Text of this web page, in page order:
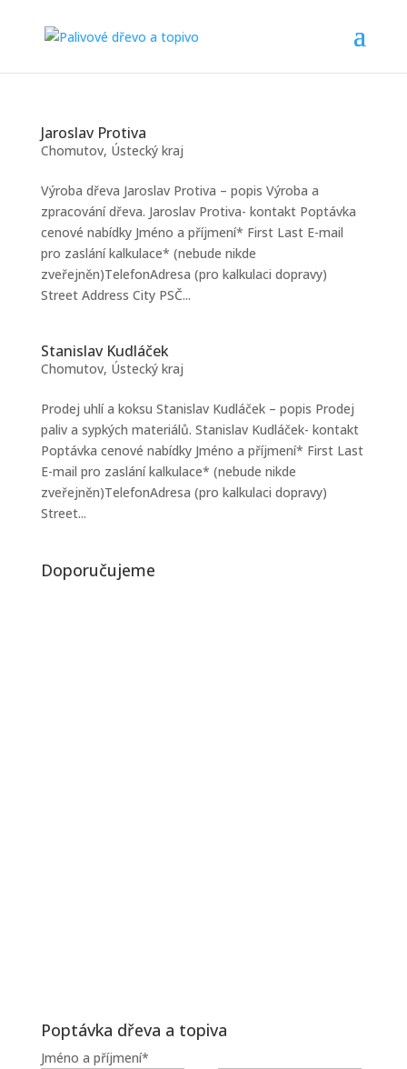
Jaroslav Protiva
Chomutov, Ústecký kraj
Výroba dřeva Jaroslav Protiva – popis Výroba a
zpracování dřeva. Jaroslav Protiva- kontakt Poptávka
cenové nabídky Jméno a příjmení* First Last E-mail
pro zaslání kalkulace* (nebude nikde
zveřejněn)TelefonAdresa (pro kalkulaci dopravy)
Street Address City PSČ...
Stanislav Kudláček
Chomutov, Ústecký kraj
Prodej uhlí a koksu Stanislav Kudláček – popis Prodej
paliv a sypkých materiálů. Stanislav Kudláček- kontakt
Poptávka cenové nabídky Jméno a příjmení* First Last
E-mail pro zaslání kalkulace* (nebude nikde
zveřejněn)TelefonAdresa (pro kalkulaci dopravy)
Street...
Doporučujeme
Poptávka dřeva a topiva
Jméno a příjmení*